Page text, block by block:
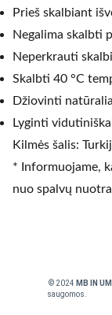
Prieš skalbiant
Negalima skalbti
Neperkrauti
Skalbti 40 °C
Džiovinti
Lyginti
Kilmės šalis:
* Informuojame,
nuo spalvų
© 2024 MB IN
saugomos.